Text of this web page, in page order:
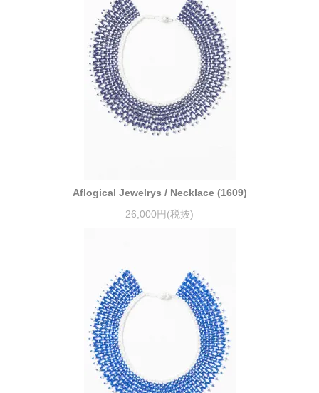
Aflogical Jewelrys / Necklace (1609)
26,000円(税抜)